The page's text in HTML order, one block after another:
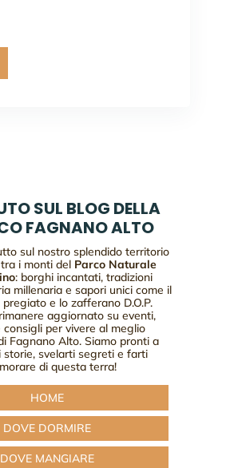
SUL BLOG DELLA
FAGNANO ALTO
sul nostro splendido territorio
i monti del Parco Naturale
: borghi incantati, tradizioni
millenaria e sapori unici come il
e lo zafferano D.O.P.
aggiornato su eventi,
consigli per vivere al meglio
Fagnano Alto. Siamo pronti a
storie, svelarti segreti e farti
di questa terra!
HOME
DOVE DORMIRE
DOVE MANGIARE